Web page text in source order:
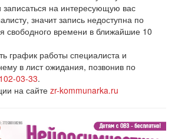
на интересующую вас
значит запись недоступна по
свободного времени в ближайшие 10
график работы специалиста и
в лист ожидания, позвонив по
03-33.
на сайте zr-kommunarka.ru